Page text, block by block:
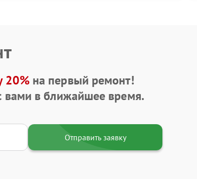
20%на первый ремонт!
вами в ближайшее время.
Отправить заявку